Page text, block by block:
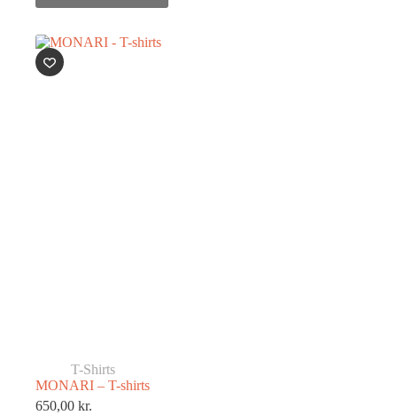
T-Shirts
MONARI – T-shirts
650,00 kr.